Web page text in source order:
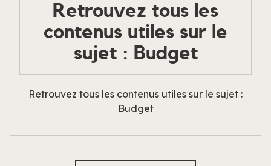
Retrouvez tous les
contenus utiles sur le
sujet : Budget
Retrouvez tous les contenus utiles sur le sujet :
Budget